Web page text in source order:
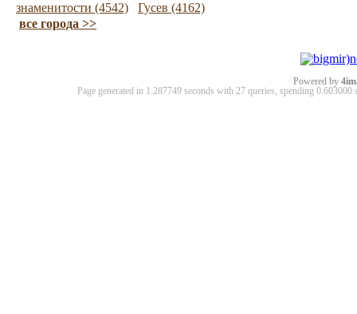
знаменитости (4542)
Гусев (4162)
все города >>
Powered by
Page generated in 1.287749 seconds with 27 queries, spending